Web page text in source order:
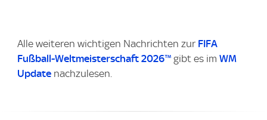
Alle weiteren wichtigen Nachrichten zur FIFA
Fußball-Weltmeisterschaft 2026™ gibt es im WM
Update nachzulesen.